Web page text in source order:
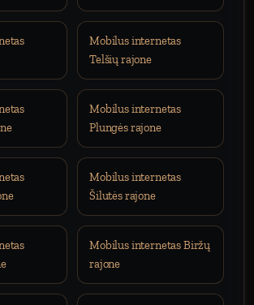
Mobilus internetas
Telšių rajone
Mobilus internetas
Plungės rajone
Mobilus internetas
Šilutės rajone
Mobilus internetas Biržų
rajone